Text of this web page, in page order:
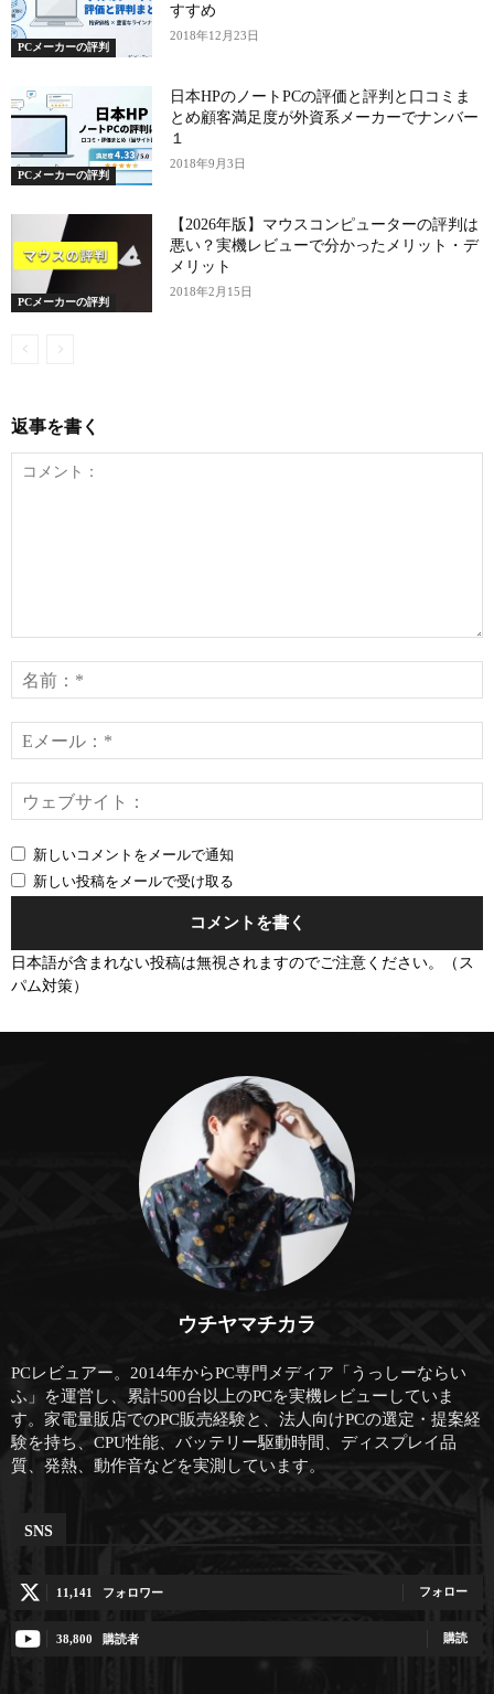
PCメーカーの評判
すすめ
2018年12月23日
PCメーカーの評判
日本HPのノートPCの評価と評判と口コミま
とめ顧客満足度が外資系メーカーでナンバー
１
2018年9月3日
PCメーカーの評判
【2026年版】マウスコンピューターの評判は
悪い？実機レビューで分かったメリット・デ
メリット
2018年2月15日
返事を書く
ン
ト：
*
*
新しいコメントをメールで通知
新しい投稿をメールで受け取る
日本語が含まれない投稿は無視されますのでご注意ください。（ス
パム対策）
ウチヤマチカラ
PCレビュアー。2014年からPC専門メディア「うっしーならい
ふ」を運営し、累計500台以上のPCを実機レビューしていま
す。家電量販店でのPC販売経験と、法人向けPCの選定・提案経
験を持ち、CPU性能、バッテリー駆動時間、ディスプレイ品
質、発熱、動作音などを実測しています。
SNS
11,141 フォロワー フォロー
38,800 購読者 購読